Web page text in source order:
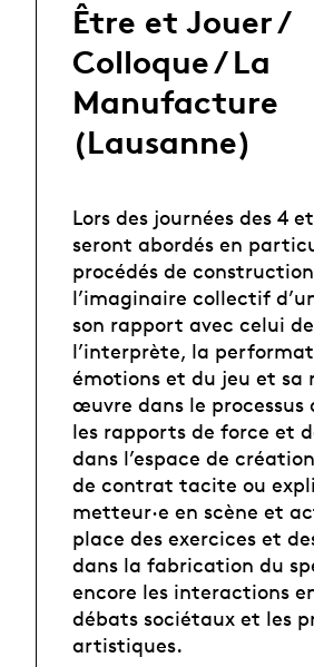
Être et Jouer /
Colloque / La
Manufacture
(Lausanne)
Lors des journées des 4
seront abordés en
procédés de
l’imaginaire collectif
son rapport avec celui de
l’interprète, la
émotions et du jeu et sa
œuvre dans le processus
les rapports de force et
dans l’espace de
de contrat tacite ou
metteur·e en scène et
place des exercices et
dans la fabrication du
encore les interactions
débats sociétaux et les
artistiques.